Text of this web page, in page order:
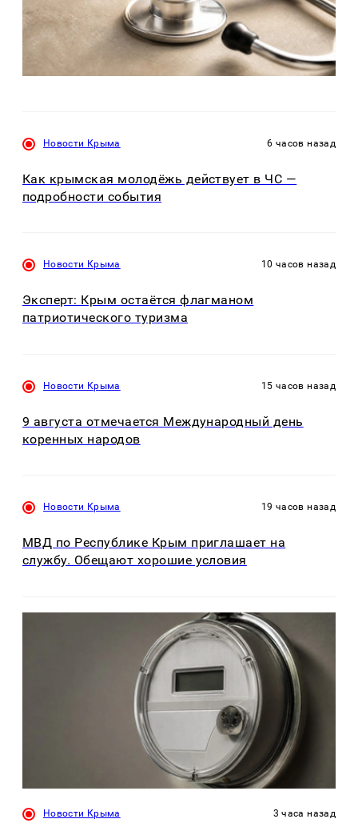
Новости Крыма 6 часов назад
Как крымская молодёжь действует в ЧС —
подробности события
Новости Крыма 10 часов назад
Эксперт: Крым остаётся флагманом
патриотического туризма
Новости Крыма 15 часов назад
9 августа отмечается Международный день
коренных народов
Новости Крыма 19 часов назад
МВД по Республике Крым приглашает на
службу. Обещают хорошие условия
Новости Крыма 3 часа назад